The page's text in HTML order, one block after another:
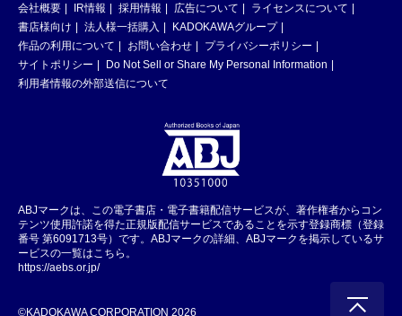
会社概要 IR情報 採用情報 広告について
ライセンスについて
書店様向け
法人様一括購入
KADOKAWAグループ
作品の利用について
お問い合わせ
プライバシーポリシー
サイトポリシー
Do Not Sell or Share My Personal Information
利用者情報の外部送信について
ABJマークは、この電子書店・電子書籍配信サービスが、著作権者からコン
テンツ使用許諾を得た正規版配信サービスであることを示す登録商標（登録
番号 第6091713号）です。ABJマークの詳細、ABJマークを掲示しているサ
ービスの一覧はこちら。
https://aebs.or.jp/
©KADOKAWA CORPORATION 2026